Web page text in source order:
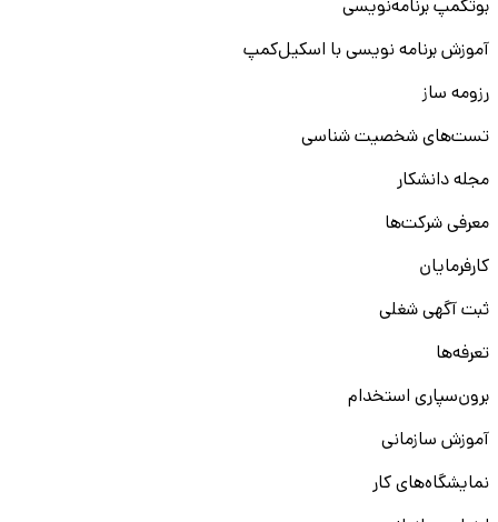
بوتکمپ برنامه‌نویسی
آموزش برنامه نویسی با اسکیل‌کمپ
رزومه ساز
تست‌های شخصیت شناسی
مجله دانشکار
معرفی شرکت‌ها
کارفرمایان
ثبت آگهی شغلی
تعرفه‌ها
برون‌سپاری استخدام
آموزش سازمانی
نمایشگاه‌های کار